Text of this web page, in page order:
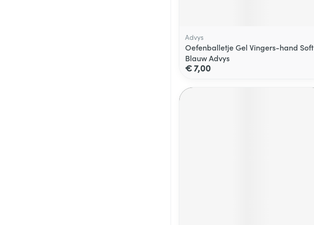
Advys
Oefenballetje Gel Vingers-hand Soft
Blauw Advys
€ 7,00